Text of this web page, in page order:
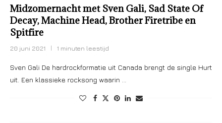
Midzomernacht met Sven Gali, Sad State Of
Decay, Machine Head, Brother Firetribe en
Spitfire
20 juni 2021 1 minuten leestijd
Sven Gali De hardrockformatie uit Canada brengt de single Hurt
uit. Een klassieke rocksong waarin …